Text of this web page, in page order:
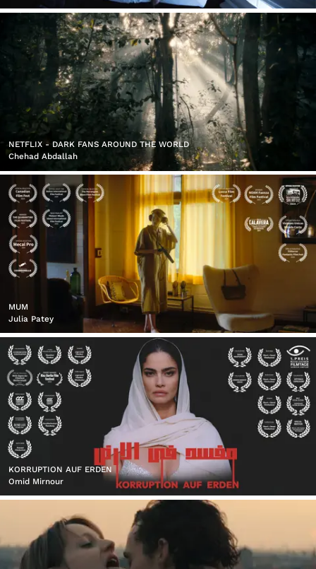
NETFLIX - DARK FANS AROUND THE WORLD
Chehad Abdallah
MUM
Julia Patey
KORRUPTION AUF ERDEN
Omid Mirnour